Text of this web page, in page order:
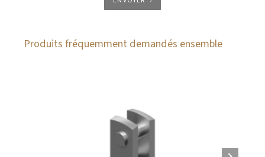
Produits fréquemment demandés ensemble